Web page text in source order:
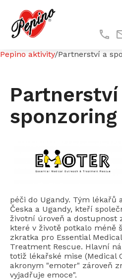
Pepino aktivity/Partnerství a
Partnerství
sponzoring
péči do Ugandy. Tým lékařů
Česka a Ugandy, kteří
životní úroveň a dostupnost
které v životě potkalo méně
zkratka pro Essential
Treatment Rescue. Hlavní
totiž lékařské mise (Medical
akronym "emoter" zároveň
vyjadřuje emoce".